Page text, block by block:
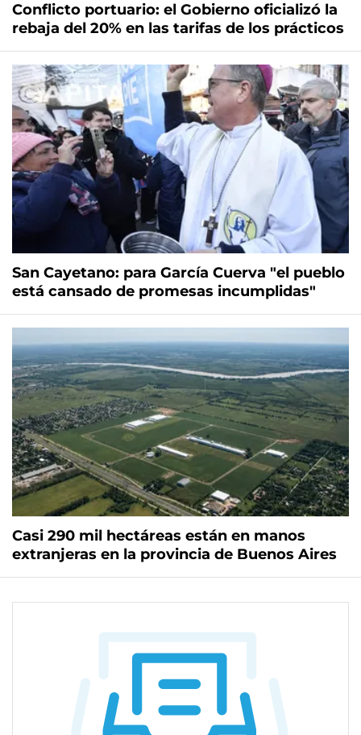
Conflicto portuario: el Gobierno oficializó la
rebaja del 20% en las tarifas de los prácticos
San Cayetano: para García Cuerva "el pueblo
está cansado de promesas incumplidas"
Casi 290 mil hectáreas están en manos
extranjeras en la provincia de Buenos Aires